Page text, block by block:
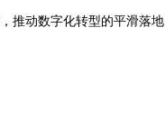
推动数字化转型的平滑落地